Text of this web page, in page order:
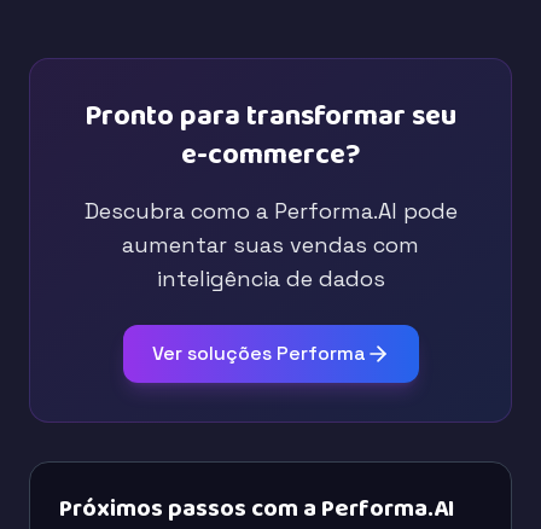
Pronto para transformar seu
e-commerce?
Descubra como a Performa.AI pode
aumentar suas vendas com
inteligência de dados
Ver soluções Performa
Próximos passos com a Performa.AI